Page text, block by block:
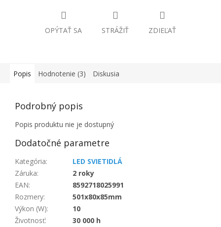
OPÝTAŤ SA STRÁŽIŤ ZDIEĽAŤ
Popis Hodnotenie (3) Diskusia
Podrobný popis
Popis produktu nie je dostupný
Dodatočné parametre
Kategória:
LED SVIETIDLÁ
Záruka:
2 roky
EAN:
8592718025991
Rozmery:
501x80x85mm
Výkon (W):
10
Životnosť:
30 000 h